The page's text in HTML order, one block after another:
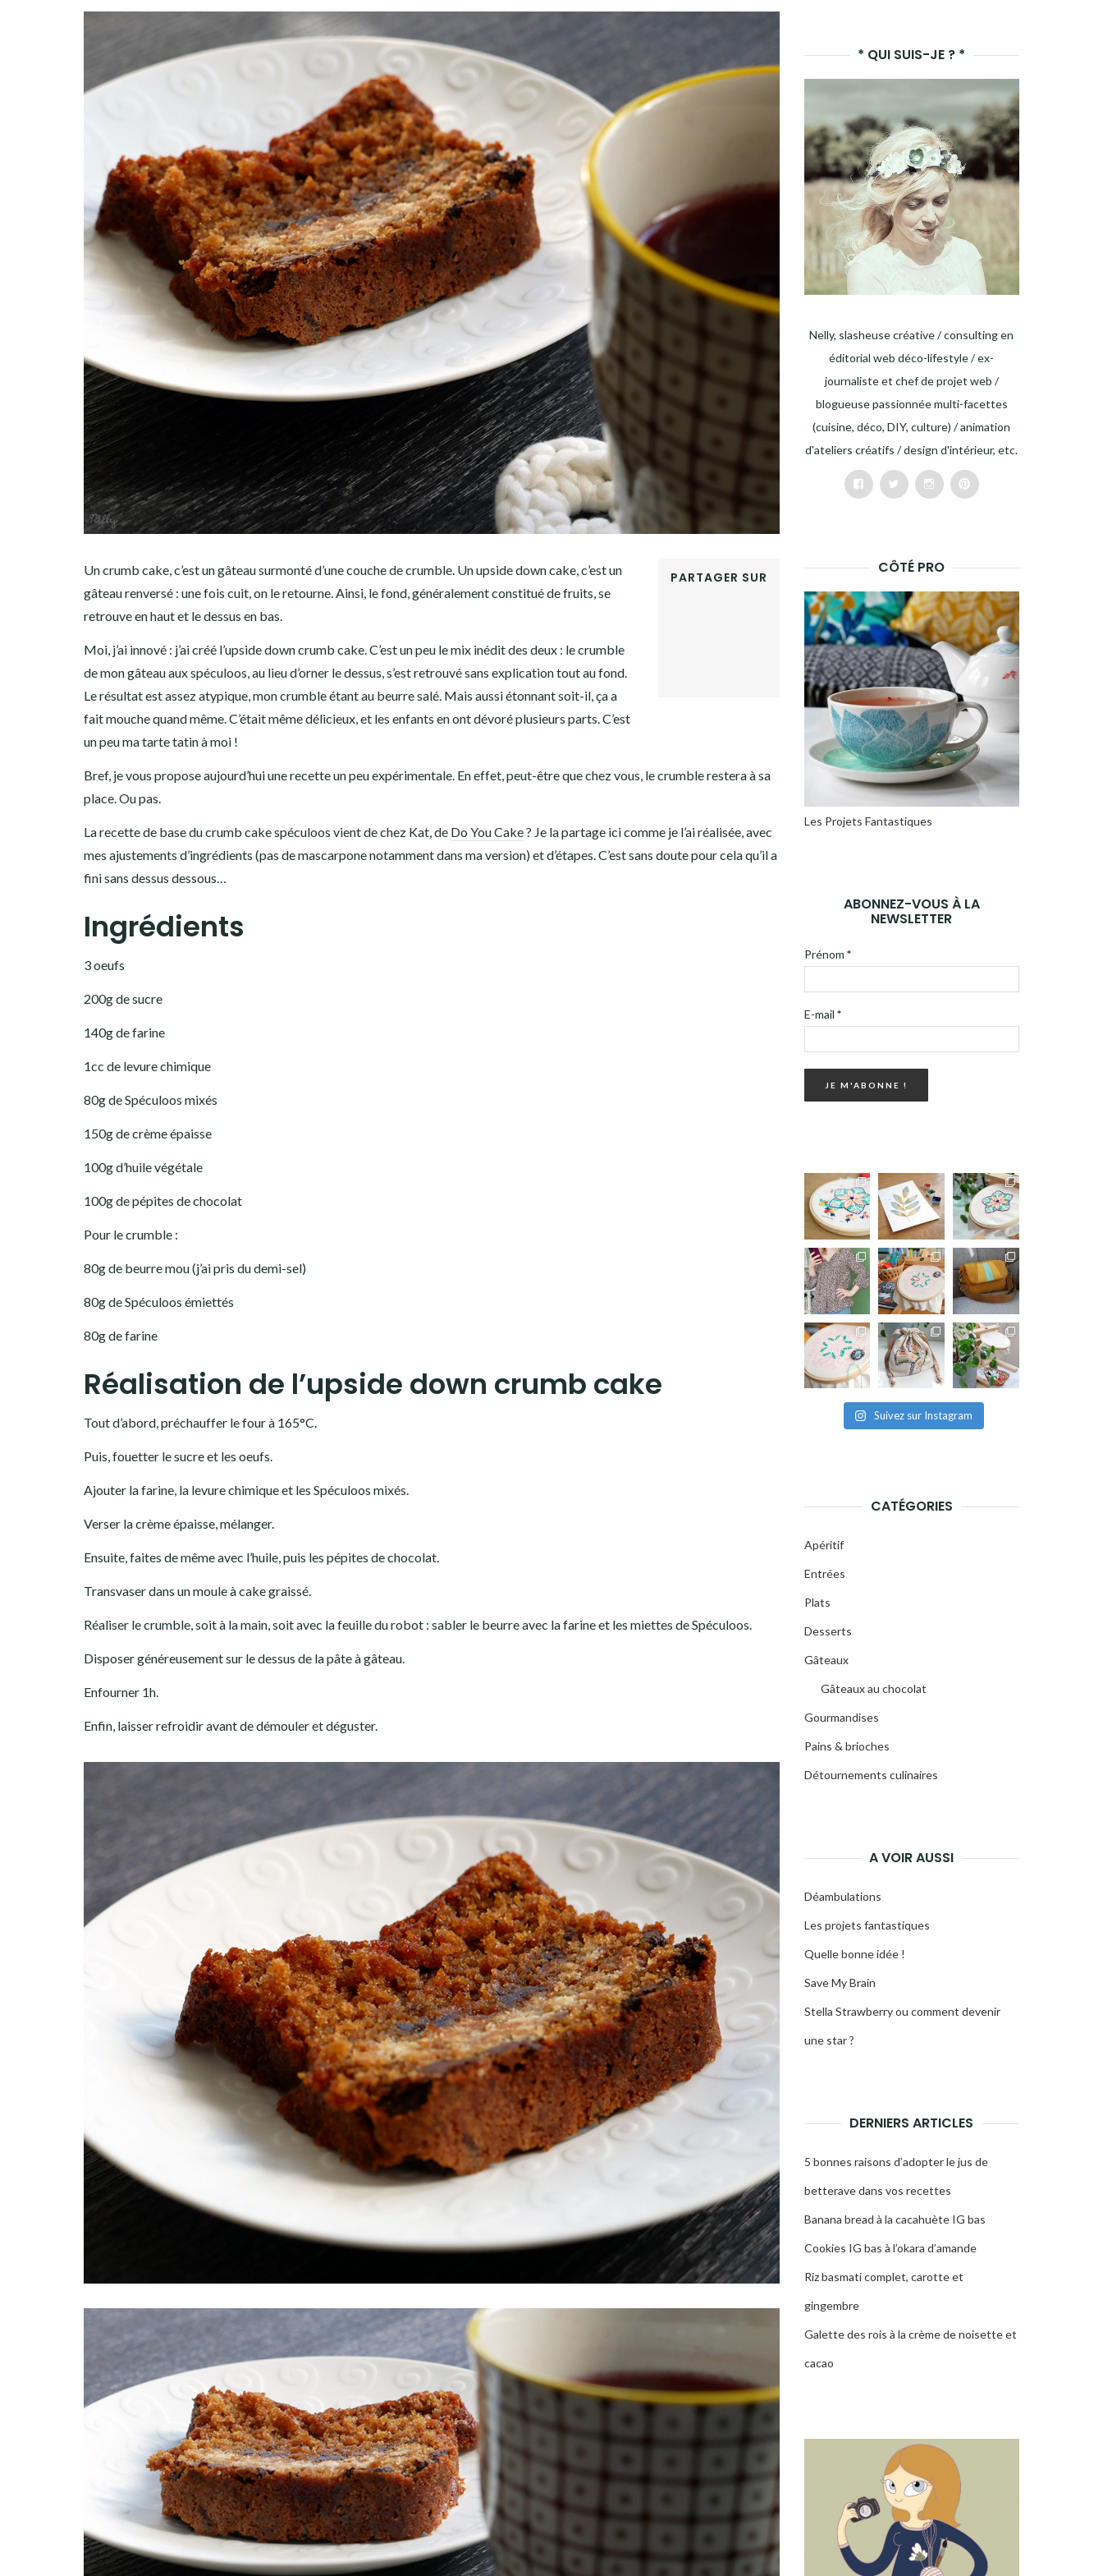
PARTAGER SUR
Un crumb cake, c’est un gâteau surmonté d’une couche de crumble. Un upside down cake, c’est un
gâteau renversé : une fois cuit, on le retourne. Ainsi, le fond, généralement constitué de fruits, se
retrouve en haut et le dessus en bas.
Moi, j’ai innové : j’ai créé l’upside down crumb cake. C’est un peu le mix inédit des deux : le crumble
de mon gâteau aux spéculoos, au lieu d’orner le dessus, s’est retrouvé sans explication tout au fond.
Le résultat est assez atypique, mon crumble étant au beurre salé. Mais aussi étonnant soit-il, ça a
fait mouche quand même. C’était même délicieux, et les enfants en ont dévoré plusieurs parts. C’est
un peu ma tarte tatin à moi !
Bref, je vous propose aujourd’hui une recette un peu expérimentale. En effet, peut-être que chez vous, le crumble restera à sa
place. Ou pas.
La recette de base du crumb cake spéculoos vient de chez Kat, de Do You Cake? Je la partage ici comme je l’ai réalisée, avec
mes ajustements d’ingrédients (pas de mascarpone notamment dans ma version) et d’étapes. C’est sans doute pour cela qu’il a
fini sans dessus dessous…
Ingrédients
3 oeufs
200g de sucre
140g de farine
1cc de levure chimique
80g de Spéculoos mixés
150g de crème épaisse
100g d’huile végétale
100g de pépites de chocolat
Pour le crumble :
80g de beurre mou (j’ai pris du demi-sel)
80g de Spéculoos émiettés
80g de farine
Réalisation de l’upside down crumb cake
Tout d’abord, préchauffer le four à 165°C.
Puis, fouetter le sucre et les oeufs.
Ajouter la farine, la levure chimique et les Spéculoos mixés.
Verser la crème épaisse, mélanger.
Ensuite, faites de même avec l’huile, puis les pépites de chocolat.
Transvaser dans un moule à cake graissé.
Réaliser le crumble, soit à la main, soit avec la feuille du robot : sabler le beurre avec la farine et les miettes de Spéculoos.
Disposer généreusement sur le dessus de la pâte à gâteau.
Enfourner 1h.
Enfin, laisser refroidir avant de démouler et déguster.
* QUI SUIS-JE ? *
Nelly, slasheuse créative / consulting en
éditorial web déco-lifestyle / ex-
journaliste et chef de projet web /
blogueuse passionnée multi-facettes
(cuisine, déco, DIY, culture) / animation
d'ateliers créatifs / design d'intérieur, etc.
FacebookTwitter InstagramPinterest
CÔTÉ PRO
Les Projets Fantastiques
ABONNEZ-VOUS À LA
NEWSLETTER
Prénom *
E-mail *
Suivez sur Instagram
CATÉGORIES
Apéritif
Entrées
Plats
Desserts
Gâteaux
Gâteaux au chocolat
Gourmandises
Pains & brioches
Détournements culinaires
A VOIR AUSSI
Déambulations
Les projets fantastiques
Quelle bonne idée !
Save My Brain
Stella Strawberry ou comment devenir
une star ?
DERNIERS ARTICLES
5 bonnes raisons d’adopter le jus de
betterave dans vos recettes
Banana bread à la cacahuète IG bas
Cookies IG bas à l’okara d’amande
Riz basmati complet, carotte et
gingembre
Galette des rois à la crème de noisette et
cacao
Facebook
TwitterInstagram
Pinterest